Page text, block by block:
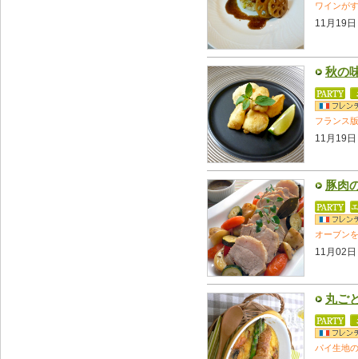
ワインが
11月19
秋の
フランス
11月19
豚肉
オーブン
11月02
丸ご
パイ生地